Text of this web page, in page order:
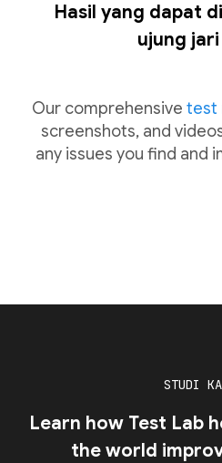
Hasil yang dapat
ujung
Our comprehensive test
screenshots, and
any issues you find and
STUDI
Learn how Test Lab
the world